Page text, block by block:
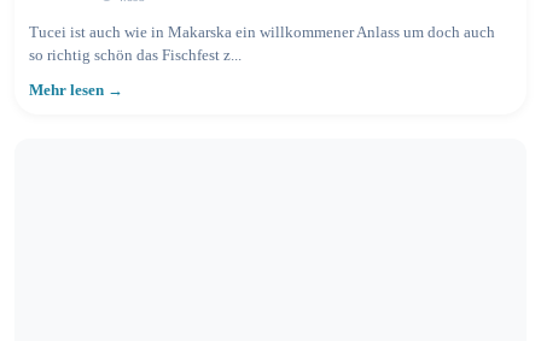
Tucei ist auch wie in Makarska ein willkommener Anlass um doch auch
so richtig schön das Fischfest z...
Mehr lesen →